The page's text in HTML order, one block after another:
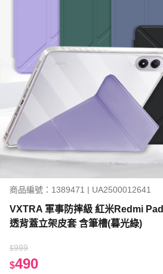
商品編號：1389471 | UA2500012641
VXTRA 軍事防摔級 紅米Redmi
透背蓋立架皮套 含筆槽(暮光綠)
$999
$490